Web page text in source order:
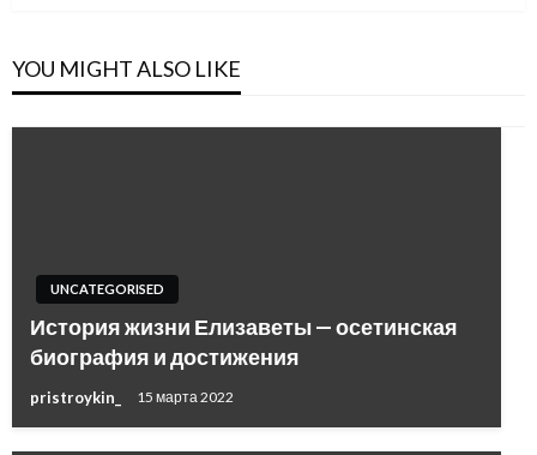
YOU MIGHT ALSO LIKE
UNCATEGORISED
История жизни Елизаветы — осетинская
биография и достижения
pristroykin_ 15 марта 2022